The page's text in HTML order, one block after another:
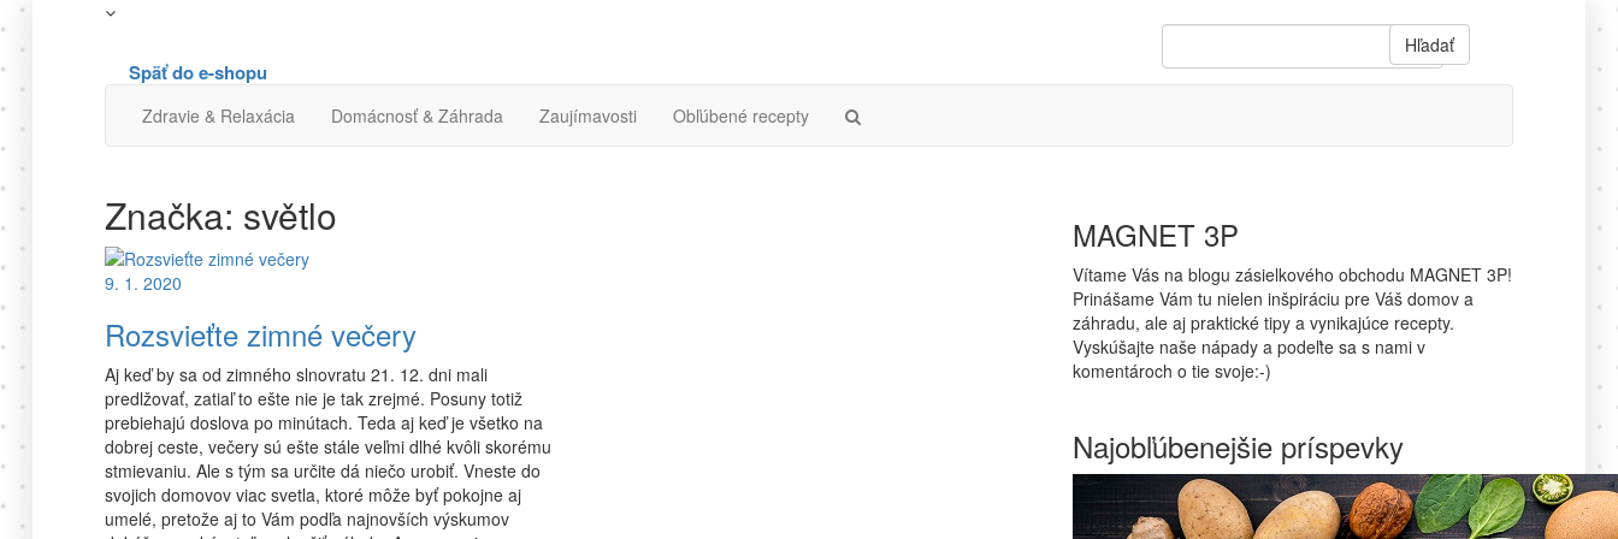
Hľadať
Späť do e-shopu
Zdravie & Relaxácia Domácnosť & Záhrada Zaujímavosti Obľúbené recepty
Značka: světlo
9. 1. 2020
Rozsvieťte zimné večery
Aj keď by sa od zimného slnovratu 21. 12. dni mali
predlžovať, zatiaľ to ešte nie je tak zrejmé. Posuny totiž
prebiehajú doslova po minútach. Teda aj keď je všetko na
dobrej ceste, večery sú ešte stále veľmi dlhé kvôli skorému
stmievaniu. Ale s tým sa určite dá niečo urobiť. Vneste do
svojich domovov viac svetla, ktoré môže byť pokojne aj
umelé, pretože aj to Vám podľa najnovších výskumov
MAGNET 3P
Vítame Vás na blogu zásielkového obchodu MAGNET 3P!
Prinášame Vám tu nielen inšpiráciu pre Váš domov a
záhradu, ale aj praktické tipy a vynikajúce recepty.
Vyskúšajte naše nápady a podeľte sa s nami v
komentároch o tie svoje:-)
Najobľúbenejšie príspevky